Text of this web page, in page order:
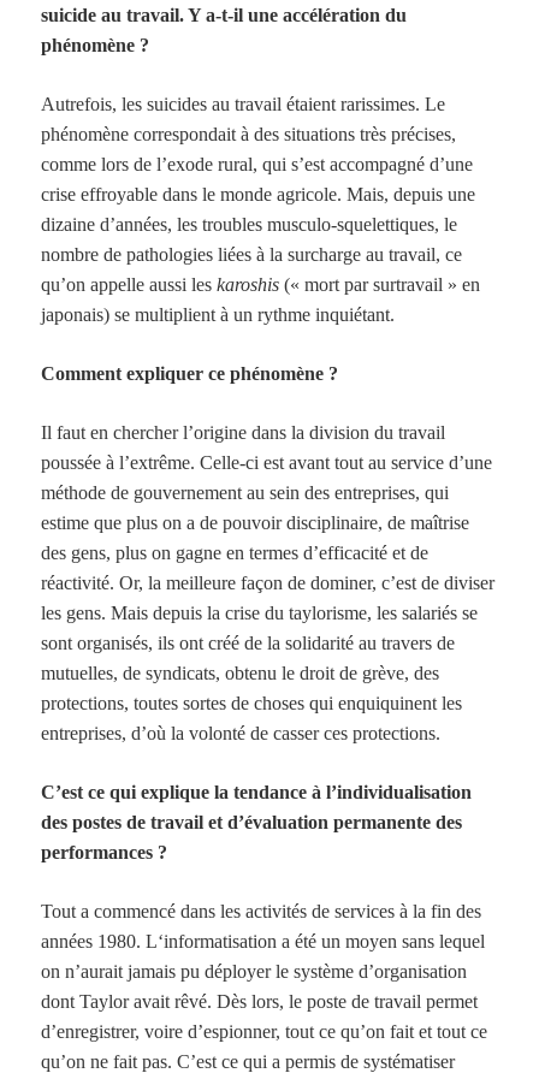
suicide au travail. Y a-t-il une accélération du
phénomène ?
Autrefois, les suicides au travail étaient rarissimes. Le
phénomène correspondait à des situations très précises,
comme lors de l’exode rural, qui s’est accompagné d’une
crise effroyable dans le monde agricole. Mais, depuis une
dizaine d’années, les troubles musculo-squelettiques, le
nombre de pathologies liées à la surcharge au travail, ce
qu’on appelle aussi leskaroshis (« mort par surtravail » en
japonais) se multiplient à un rythme inquiétant.
Comment expliquer ce phénomène ?
Il faut en chercher l’origine dans la division du travail
poussée à l’extrême. Celle-ci est avant tout au service d’une
méthode de gouvernement au sein des entreprises, qui
estime que plus on a de pouvoir disciplinaire, de maîtrise
des gens, plus on gagne en termes d’efficacité et de
réactivité. Or, la meilleure façon de dominer, c’est de diviser
les gens. Mais depuis la crise du taylorisme, les salariés se
sont organisés, ils ont créé de la solidarité au travers de
mutuelles, de syndicats, obtenu le droit de grève, des
protections, toutes sortes de choses qui enquiquinent les
entreprises, d’où la volonté de casser ces protections.
C’est ce qui explique la tendance à l’individualisation
des postes de travail et d’évaluation permanente des
performances ?
Tout a commencé dans les activités de services à la fin des
années 1980. L‘informatisation a été un moyen sans lequel
on n’aurait jamais pu déployer le système d’organisation
dont Taylor avait rêvé. Dès lors, le poste de travail permet
d’enregistrer, voire d’espionner, tout ce qu’on fait et tout ce
qu’on ne fait pas. C’est ce qui a permis de systématiser